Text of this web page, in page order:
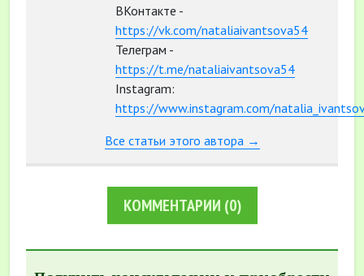
ВКонтакте -
https://vk.com/nataliaivantsova54
Телеграм -
https://t.me/nataliaivantsova54
Instagram:
https://www.instagram.com/
Все статьи этого автора →
КОММЕНТАРИИ (0)